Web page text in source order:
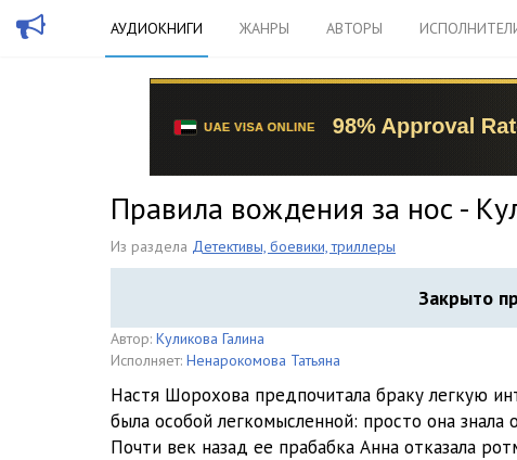
АУДИОКНИГИ ЖАНРЫ АВТОРЫ
Правила вождения за нос -
Из раздела Детективы, боевики, триллеры
Закрыто
Автор: Куликова Галина
Исполняет: Ненарокомова Татьяна
Настя Шорохова предпочитала браку легкую
была особой легкомысленной: просто она
Почти век назад ее прабабка Анна отказала